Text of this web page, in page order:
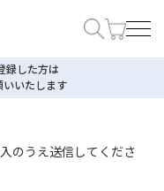
録した方は
いいたします
のうえ送信してくださ